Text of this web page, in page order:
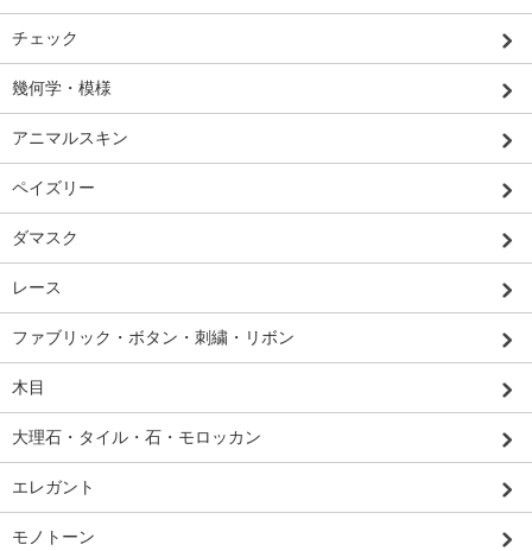
チェック
幾何学・模様
アニマルスキン
ペイズリー
ダマスク
レース
ファブリック・ボタン・刺繍・リボン
木目
大理石・タイル・石・モロッカン
エレガント
モノトーン